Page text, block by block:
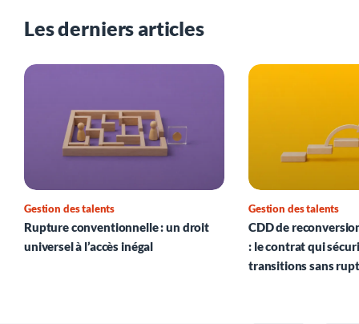
Les derniers articles
Gestion des talents
Rupture conventionnelle : un droit
universel à l’accès inégal
Gestion des talents
CDD de
: le contrat qui
transitions sans